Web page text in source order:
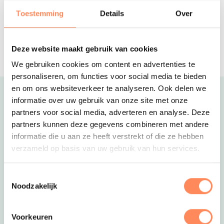
Toestemming Details Over
Deze website maakt gebruik van cookies
We gebruiken cookies om content en advertenties te
personaliseren, om functies voor social media te bieden
en om ons websiteverkeer te analyseren. Ook delen we
informatie over uw gebruik van onze site met onze
partners voor social media, adverteren en analyse. Deze
partners kunnen deze gegevens combineren met andere
informatie die u aan ze heeft verstrekt of die ze hebben
verzameld op basis van uw gebruik van hun services.
Noodzakelijk
Voorkeuren
accommodaties
zwembad en binnenspeeltuin
Uitgelicht